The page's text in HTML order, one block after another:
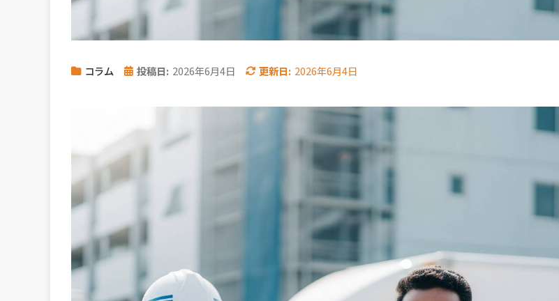
コラム 投稿日: 2026年6月4日 更新日: 2026年6月4日